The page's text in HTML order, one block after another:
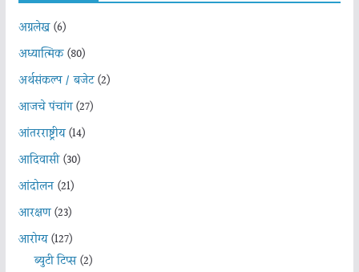
अग्रलेख(6)
अध्यात्मिक(80)
अर्थसंकल्प / बजेट(2)
आजचे पंचांग(27)
आंतरराष्ट्रीय(14)
आदिवासी(30)
आंदोलन(21)
आरक्षण(23)
आरोग्य(127)
ब्युटी टिप्स(2)